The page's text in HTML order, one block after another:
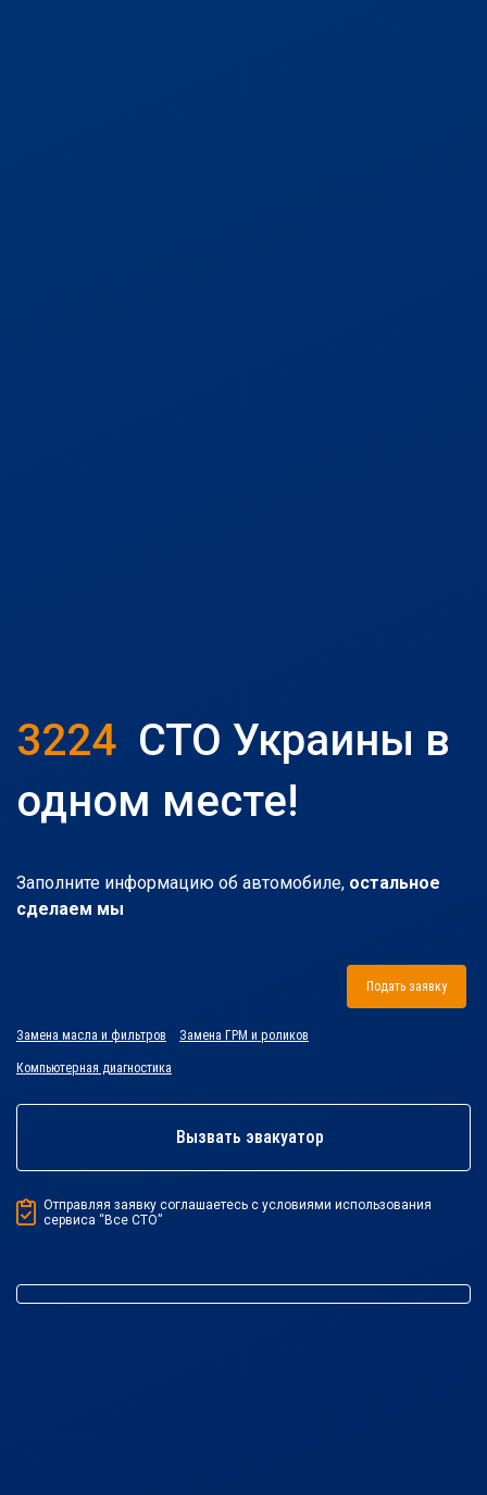
3224 СТО Украины в
одном месте!
Заполните информацию об автомобиле, остальное
сделаем мы
Подать заявку
Замена масла и фильтров Замена ГРМ и роликов
Компьютерная диагностика
Вызвать эвакуатор
Отправляя заявку соглашаетесь с условиями использования
сервиса “Все СТО”